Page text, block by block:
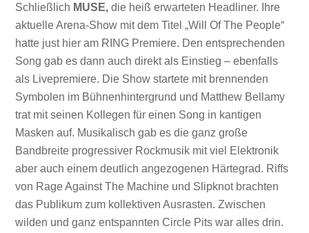
Schließlich MUSE, die heiß erwarteten Headliner. Ihre
aktuelle Arena-Show mit dem Titel „Will Of The People“
hatte just hier am RING Premiere. Den entsprechenden
Song gab es dann auch direkt als Einstieg – ebenfalls
als Livepremiere. Die Show startete mit brennenden
Symbolen im Bühnenhintergrund und Matthew Bellamy
trat mit seinen Kollegen für einen Song in kantigen
Masken auf. Musikalisch gab es die ganz große
Bandbreite progressiver Rockmusik mit viel Elektronik
aber auch einem deutlich angezogenen Härtegrad. Riffs
von Rage Against The Machine und Slipknot brachten
das Publikum zum kollektiven Ausrasten. Zwischen
wilden und ganz entspannten Circle Pits war alles drin.